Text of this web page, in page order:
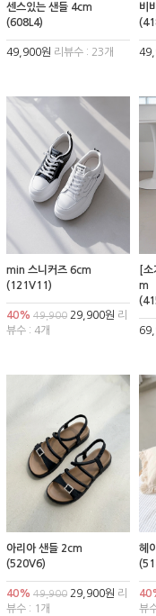
센스있는 샌들 4cm
(608L4)
49,900원 리뷰수 : 23개
비
min 스니커즈 6cm
(121V11)
40% 49,900 29,900원 리
뷰수 : 4개
[소
m
아리아 샌들 2cm
(520V6)
40% 49,900 29,900원 리
뷰수 : 1개
헤
뷰